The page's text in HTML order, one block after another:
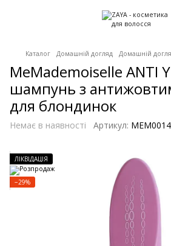
Каталог Домашній догляд Домашній
MeMademoiselle ANTI
шампунь з
для блондинок
Немає в наявності Артикул: MEM0014
ЛІКВІДАЦІЯ
−29%